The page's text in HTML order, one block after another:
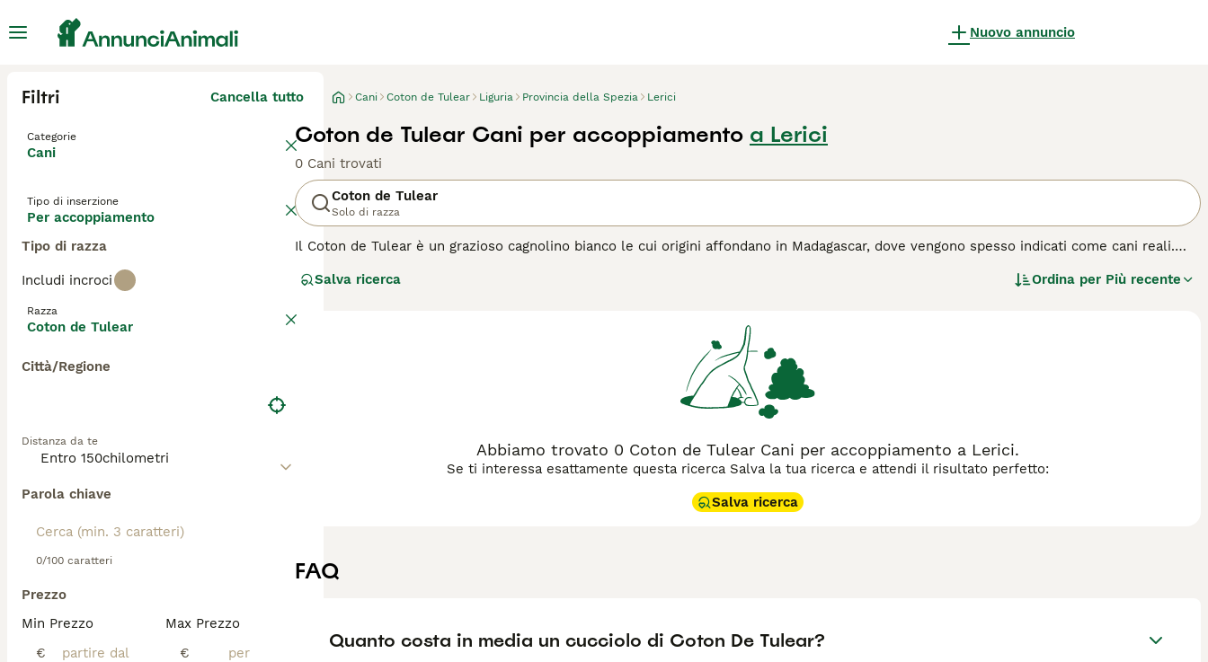
Nuovo annuncio
Filtri Cancella tutto
Categorie
Cani
Tipo di inserzione
Per accoppiamento
Tipo di razza
Includi incroci
Razza
Coton de Tulear
Città/Regione
Distanza da te
Parola chiave
0/100 caratteri
Prezzo
Min Prezzo
€
Max Prezzo
€
Cani Coton de Tulear Liguria Provincia della Spezia Lerici
Coton de Tulear Cani per accoppiamento a Lerici
0 Cani trovati
Coton de Tulear
Solo di razza
Il Coton de Tulear è un grazioso cagnolino bianco le cui origini affondano in Madagascar, dove vengono spesso indicati come cani reali.
non solo perché si tratta di cani incantevoli ma anche perché non perde pelo, il che significa che è una buona scelta per le persone inclini
per informazioni su questa razza di cane.
Salva ricerca Ordina per Più recente
Abbiamo trovato 0 Coton de Tulear Cani per accoppiamento a Lerici.
Se ti interessa esattamente questa ricerca Salva la tua ricerca e attendi il risultato perfetto:
Salva ricerca
FAQ
Quanto costa in media un cucciolo di Coton De Tulear?